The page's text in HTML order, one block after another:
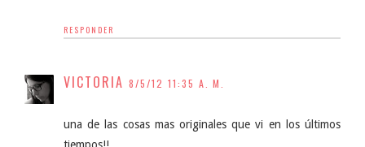
RESPONDER
VICTORIA 8/5/12 11:35 A. M.
una de las cosas mas originales que vi en los últimos